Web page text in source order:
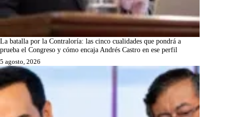
La batalla por la Contraloría: las cinco cualidades que pondrá a
prueba el Congreso y cómo encaja Andrés Castro en ese perfil
5 agosto, 2026